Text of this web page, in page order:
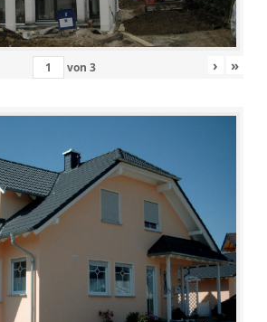
von 3 › »